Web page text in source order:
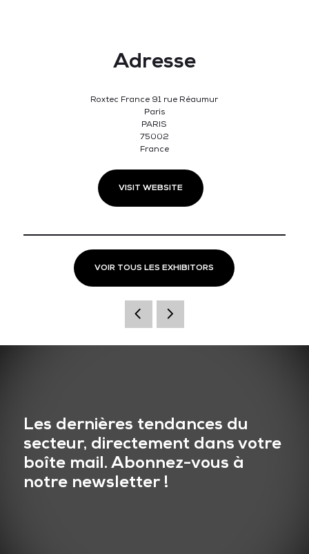
Adresse
Roxtec France 91 rue Réaumur
Paris
PARIS
75002
France
VISIT WEBSITE
VOIR TOUS LES EXHIBITORS
Les dernières tendances du
secteur, directement dans votre
boîte mail. Abonnez-vous à
notre newsletter !